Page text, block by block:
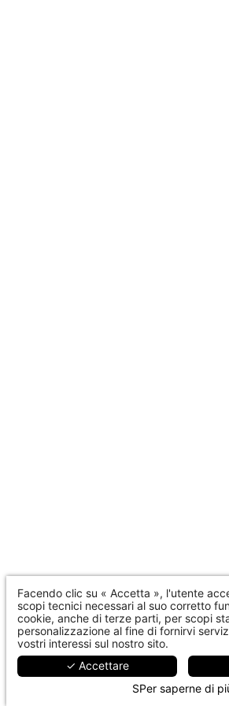
Facendo clic su « Accetta », l'utente
scopi tecnici necessari al suo corretto
cookie, anche di terze parti, per scopi
personalizzazione al fine di fornirvi
vostri interessi sul nostro sito.
✓ Accettare
SPer saperne di